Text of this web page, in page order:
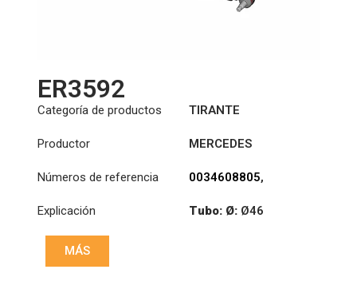
ER3592
Categoría de productos TIRANTE
Productor MERCEDES
Números de referencia 0034608805,
Explicación
Tubo: Ø: Ø46
MÁS